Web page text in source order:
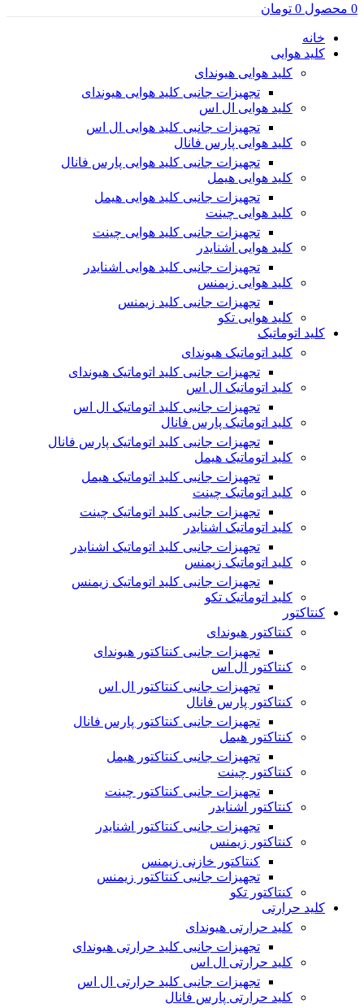
0 محصول 0 تومان
خانه
کلید هوایی
کلید هوایی هیوندای
تجهیزات جانبی کلید هوایی هیوندای
کلید هوایی ال اس
تجهیزات جانبی کلید هوایی ال اس
کلید هوایی پارس فانال
تجهیزات جانبی کلید هوایی پارس فانال
کلید هوایی هیمل
تجهیزات جانبی کلید هوایی هیمل
کلید هوایی چینت
تجهیزات جانبی کلید هوایی چینت
کلید هوایی اشنایدر
تجهیزات جانبی کلید هوایی اشنایدر
کلید هوایی زیمنس
تجهیزات جانبی کلید زیمنس
کلید هوایی تکو
کلید اتوماتیک
کلید اتوماتیک هیوندای
تجهیزات جانبی کلید اتوماتیک هیوندای
کلید اتوماتیک ال اس
تجهیزات جانبی کلید اتوماتیک ال اس
کلید اتوماتیک پارس فانال
تجهیزات جانبی کلید اتوماتیک پارس فانال
کلید اتوماتیک هیمل
تجهیزات جانبی کلید اتوماتیک هیمل
کلید اتوماتیک چینت
تجهیزات جانبی کلید اتوماتیک چینت
کلید اتوماتیک اشنایدر
تجهیزات جانبی کلید اتوماتیک اشنایدر
کلید اتوماتیک زیمنس
تجهیزات جانبی کلید اتوماتیک زیمنس
کلید اتوماتیک تکو
کنتاکتور
کنتاکتور هیوندای
تجهیزات جانبی کنتاکتور هیوندای
کنتاکتور ال اس
تجهیزات جانبی کنتاکتور ال اس
کنتاکتور پارس فانال
تجهیزات جانبی کنتاکتور پارس فانال
کنتاکتور هیمل
تجهیزات جانبی کنتاکتور هیمل
کنتاکتور چینت
تجهیزات جانبی کنتاکتور چینت
کنتاکتور اشنایدر
تجهیزات جانبی کنتاکتور اشنایدر
کنتاکتور زیمنس
کنتاکتور خازنی زیمنس
تجهیزات جانبی کنتاکتور زیمنس
کنتاکتور تکو
کلید حرارتی
کلید حرارتی هیوندای
تجهیزات جانبی کلید حرارتی هیوندای
کلید حرارتی ال اس
تجهیزات جانبی کلید حرارتی ال اس
کلید حرارتی پارس فانال